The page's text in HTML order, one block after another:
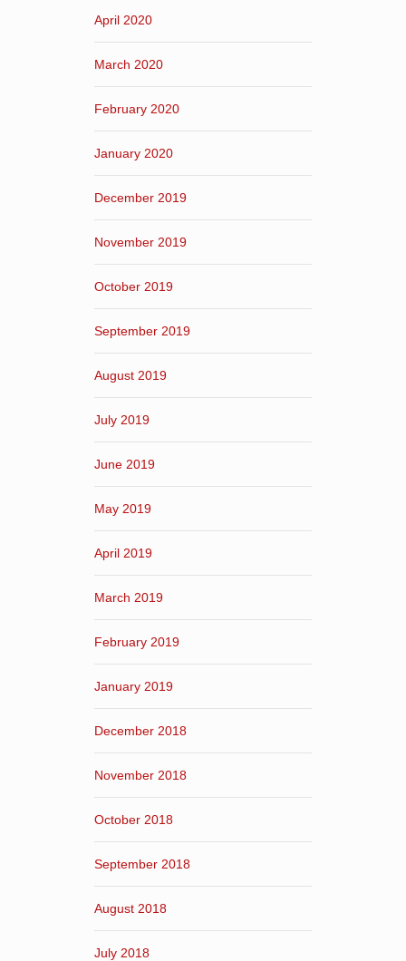
April 2020
March 2020
February 2020
January 2020
December 2019
November 2019
October 2019
September 2019
August 2019
July 2019
June 2019
May 2019
April 2019
March 2019
February 2019
January 2019
December 2018
November 2018
October 2018
September 2018
August 2018
July 2018